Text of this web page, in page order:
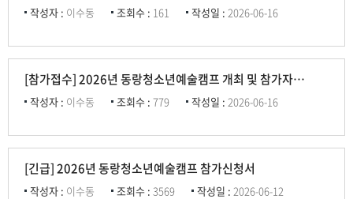
작성자 : 이수동 조회수 : 161 작성일 : 2026-06-16
[참가접수] 2026년 동랑청소년예술캠프 개최 및 참가자 모집
작성자 : 이수동 조회수 : 779 작성일 : 2026-06-16
[긴급] 2026년 동랑청소년예술캠프 참가신청서
작성자 : 이수동 조회수 : 3569 작성일 : 2026-06-12